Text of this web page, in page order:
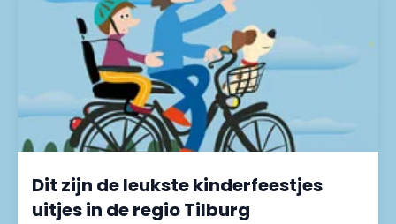
Dit zijn de leukste kinderfeestjes
uitjes in de regio Tilburg